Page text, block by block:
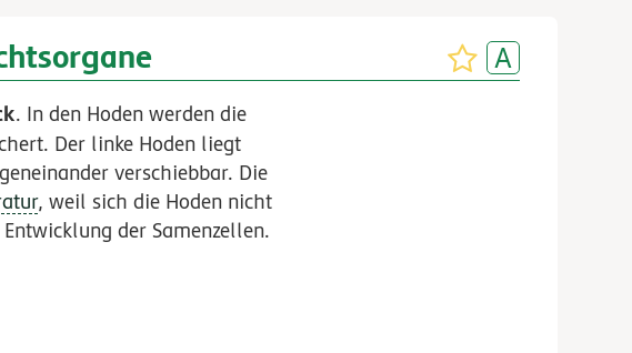
. In den Hoden werden die
Der linke Hoden liegt
verschiebbar. Die
, weil sich die Hoden nicht
der Samenzellen.